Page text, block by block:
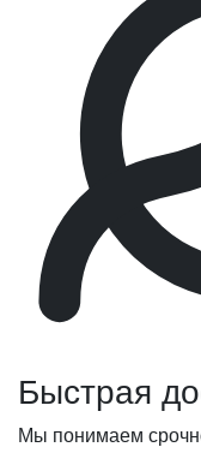
Быстрая
Мы понимаем